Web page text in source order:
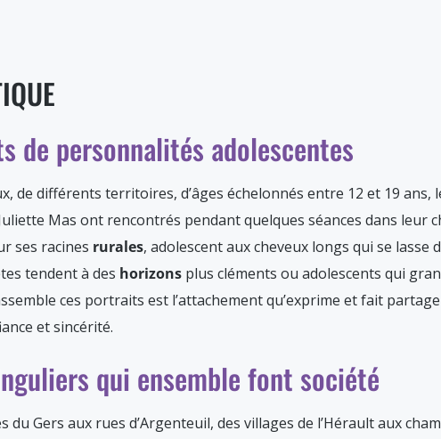
de personnalités adolescentes
de différents territoires, d’âges échelonnés entre 12 et 19 ans,
Mas ont rencontrés pendant quelques séances dans leur
ses racines rurales, adolescent aux cheveux longs qui se
tendent à des horizons plus cléments ou adolescents qui
ces portraits est l’attachement qu’exprime et fait
et sincérité.
qui ensemble font société
du Gers aux rues d’Argenteuil, des villages de l’Hérault aux